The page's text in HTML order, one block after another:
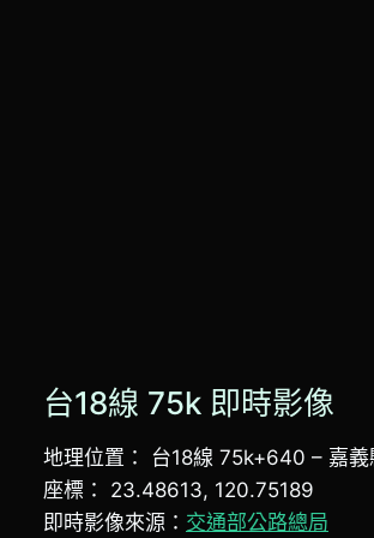
台18線 75k 即時影像
地理位置： 台18線 75k+640 – 嘉
座標： 23.48613, 120.75189
即時影像來源： 交通部公路總局